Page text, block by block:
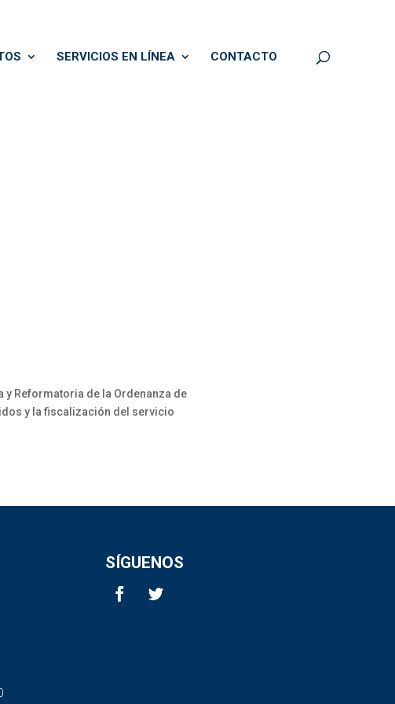
SERVICIOS EN LÍNEA CONTACTO
y Reformatoria de la Ordenanza de
y la fiscalización del servicio
SÍGUENOS